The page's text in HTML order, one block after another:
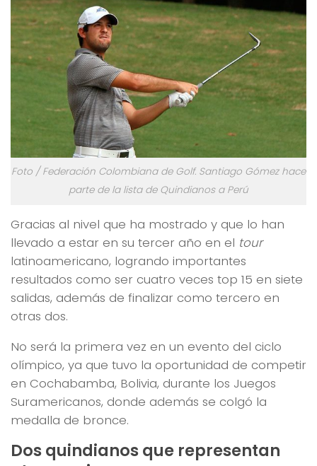
Foto / Federación Colombiana de Golf. Santiago Gómez hace
parte de la lista de Quindianos a Perú
Gracias al nivel que ha mostrado y que lo han
llevado a estar en su tercer año en el tour
latinoamericano, logrando importantes
resultados como ser cuatro veces top 15 en siete
salidas, además de finalizar como tercero en
otras dos.
No será la primera vez en un evento del ciclo
olímpico, ya que tuvo la oportunidad de competir
en Cochabamba, Bolivia, durante los Juegos
Suramericanos, donde además se colgó la
medalla de bronce.
Dos quindianos que representan